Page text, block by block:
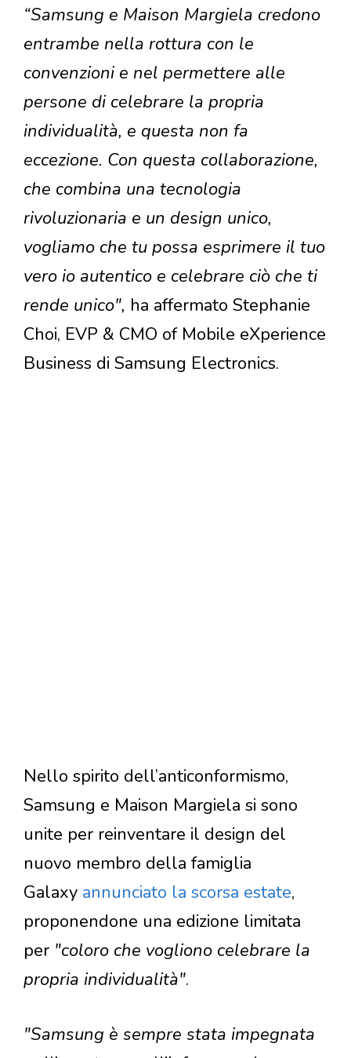
“Samsung e Maison Margiela credono
entrambe nella rottura con le
convenzioni e nel permettere alle
persone di celebrare la propria
individualità, e questa non fa
eccezione. Con questa collaborazione,
che combina una tecnologia
rivoluzionaria e un design unico,
vogliamo che tu possa esprimere il tuo
vero io autentico e celebrare ciò che ti
rende unico", ha affermato Stephanie
Choi, EVP & CMO of Mobile eXperience
Business di Samsung Electronics.
Nello spirito dell’anticonformismo,
Samsung e Maison Margiela si sono
unite per reinventare il design del
nuovo membro della famiglia
Galaxy annunciato la scorsa estate,
proponendone una edizione limitata
per "coloro che vogliono celebrare la
propria individualità".
"Samsung è sempre stata impegnata